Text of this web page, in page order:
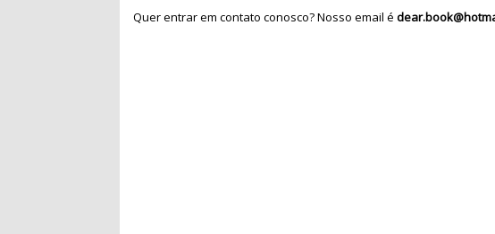
Quer entrar em contato conosco? Nosso email é